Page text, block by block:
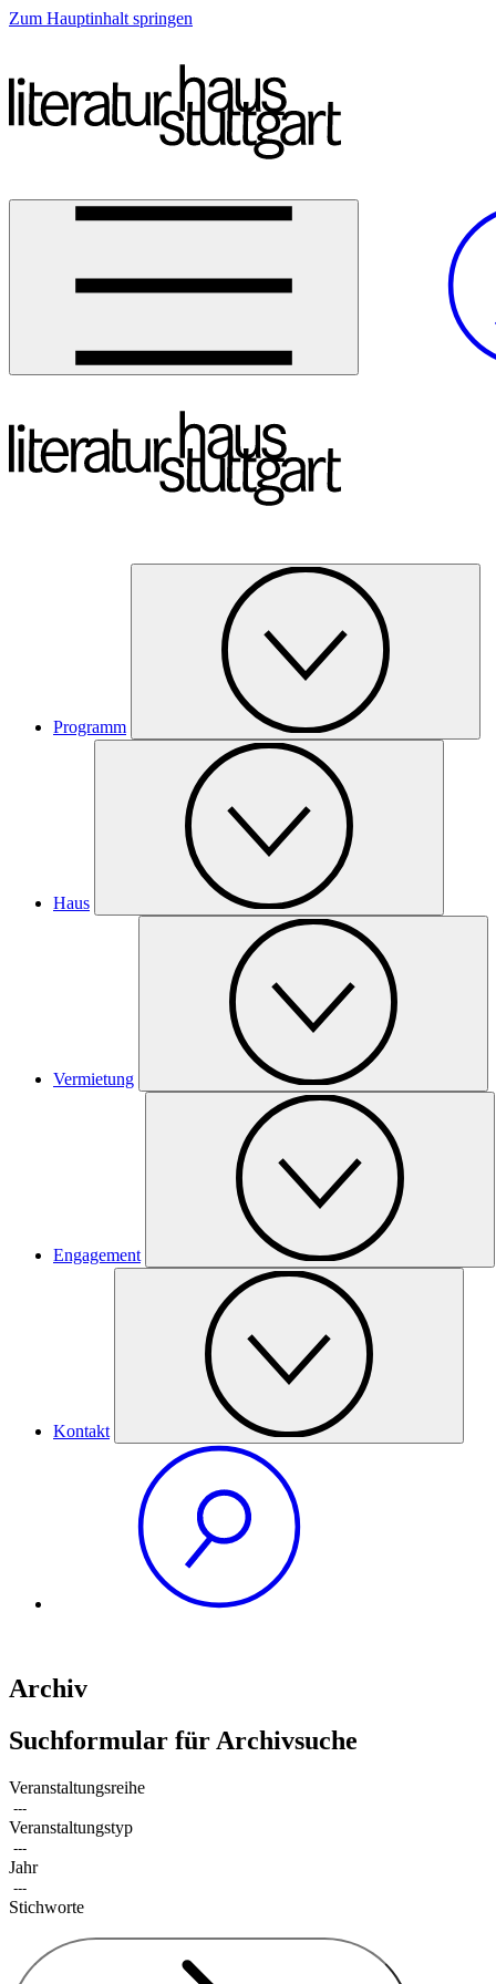
Zum Hauptinhalt springen
Programm
Haus
Vermietung
Engagement
Kontakt
Archiv
Suchformular für Archivsuche
Veranstaltungsreihe
Veranstaltungstyp
Jahr
Stichworte